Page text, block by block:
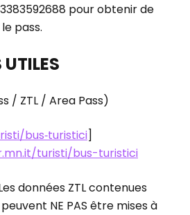
pour obtenir de
pass.
/ ZTL / Area Pass)
bus‑turistici]
turisti/bus-turistici
données ZTL contenues
NE PAS être mises à